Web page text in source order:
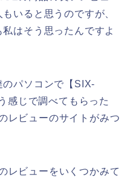
いると思うのですが、
はそう思ったんですよ
パソコンで【SIX-
じで調べてもらった
レビューのサイトがみつ
レビューをいくつかみて